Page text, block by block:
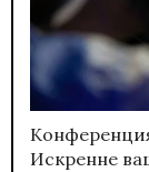
Искренне